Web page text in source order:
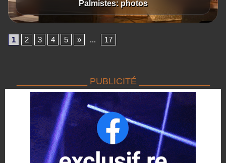
Palmistes: photos
1 2 3 4 5 » ... 17
______________ PUBLICITÉ ______________